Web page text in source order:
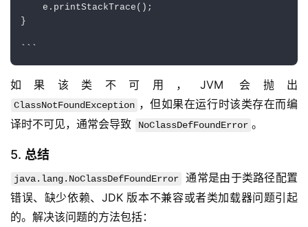
    e.printStackTrace();
}
ClassNotFoundException ，但如果在运行时该类存在而编
译时不可见，通常会导致
NoClassDefFoundError 。
5. 总结
java.lang.NoClassDefFoundError
通常是由于类路径配置
错误、缺少依赖、JDK 版本不兼容或者类加载器问题引起
的。解决该问题的方法包括：